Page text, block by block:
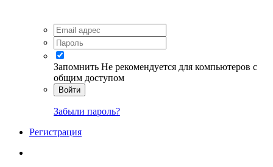
Запомнить Не рекомендуется для компьютеров с
общим доступом
Войти
Забыли пароль?
Регистрация